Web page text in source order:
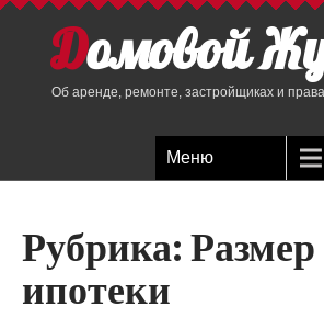
Домовой
Об аренде, ремонте, застройщиках и
Меню
Рубрика:Размер
ипотеки